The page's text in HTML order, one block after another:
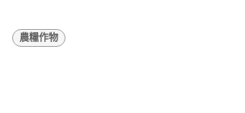
農糧作物